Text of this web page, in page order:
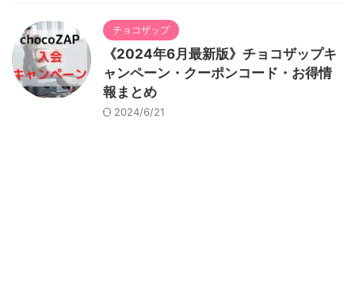
チョコザップ
《2024年6月最新版》チョコザップキ
ャンペーン・クーポンコード・お得情
報まとめ
2024/6/21